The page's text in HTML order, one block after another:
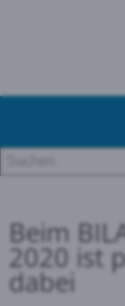
Beim
2020 ist
dabei